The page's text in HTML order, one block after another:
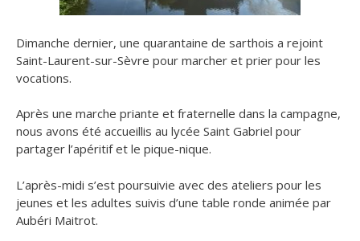
Dimanche dernier, une quarantaine de sarthois a rejoint
Saint-Laurent-sur-Sèvre pour marcher et prier pour les
vocations.
Après une marche priante et fraternelle dans la campagne,
nous avons été accueillis au lycée Saint Gabriel pour
partager l’apéritif et le pique-nique.
L’après-midi s’est poursuivie avec des ateliers pour les
jeunes et les adultes suivis d’une table ronde animée par
Aubéri Maitrot.